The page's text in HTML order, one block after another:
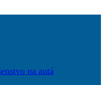
na autá